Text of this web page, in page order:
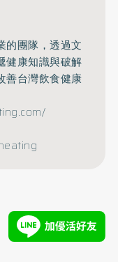
的團隊，透過文
健康知識與破解
善台灣飲食健康